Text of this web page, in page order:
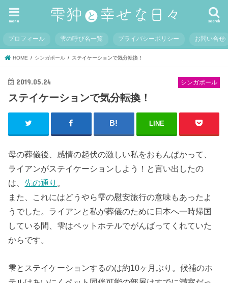
search
menu
プロフィール 雫の呼び名一覧 プライバシーポリシー お問い合せ
HOME シンガポール ステイケーションで気分転換！
シンガポール
2019.05.24
ステイケーションで気分転換！
LINE
母の葬儀後、感情の起伏の激しい私をおもんぱかって、
ライアンがステイケーションしよう！と言い出したの
は、 先の通り 。
また、これにはどうやら雫の慰安旅行の意味もあったよ
うでした。ライアンと私が葬儀のために日本へ一時帰国
している間、雫はペットホテルでがんばってくれていた
からです。
雫とステイケーションするのは約10ヶ月ぶり。候補のホ